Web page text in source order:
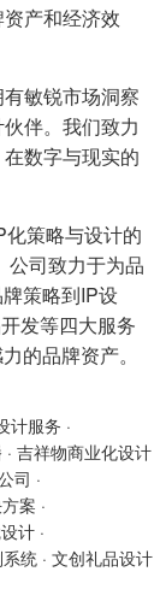
产和经济效
敏锐市场洞察
伴。我们致力
数字与现实的
策略与设计的
公司致力于为品
策略到IP设
发等四大服务
的品牌资产。
计服务 ·
· 吉祥物商业化设计
司 ·
案 ·
计 ·
统 · 文创礼品设计